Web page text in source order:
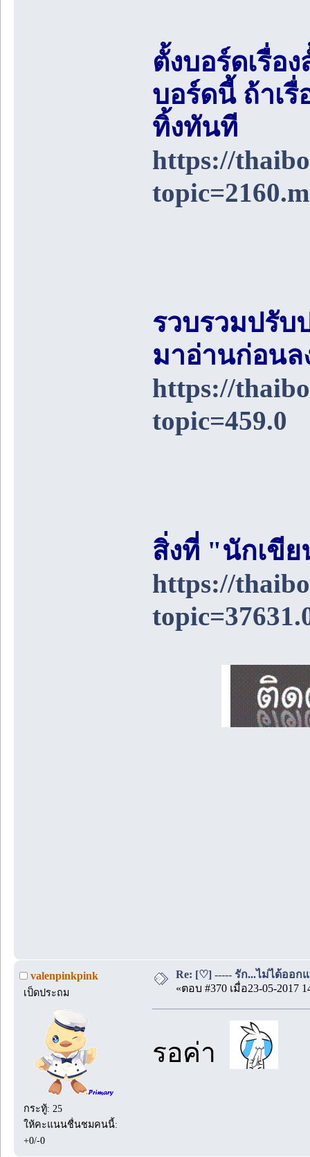
ตั้งบอร์ดเรื่อ
บอร์ดนี้ ถ้าเ
ทิ้งทันที
https://
รวบรวมปรับ
มาอ่านก่อน
https://
topic=459.0
สิ่งที่ "นักเขี
https://
valenpinkpink
เป็ดประถม
กระทู้: 25
ให้คะแนนชื่นชมคนนี้:
+0/-0
Re: [♡] ----- รัก...ไม่ได้ออกแ
«ตอบ #370 เมื่อ23-05-2017
รอค่า